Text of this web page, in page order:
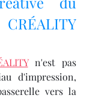
n'est pas
d'impression,
vers la